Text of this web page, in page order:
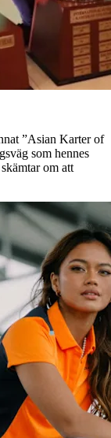
”Asian Karter of
som hennes
om att